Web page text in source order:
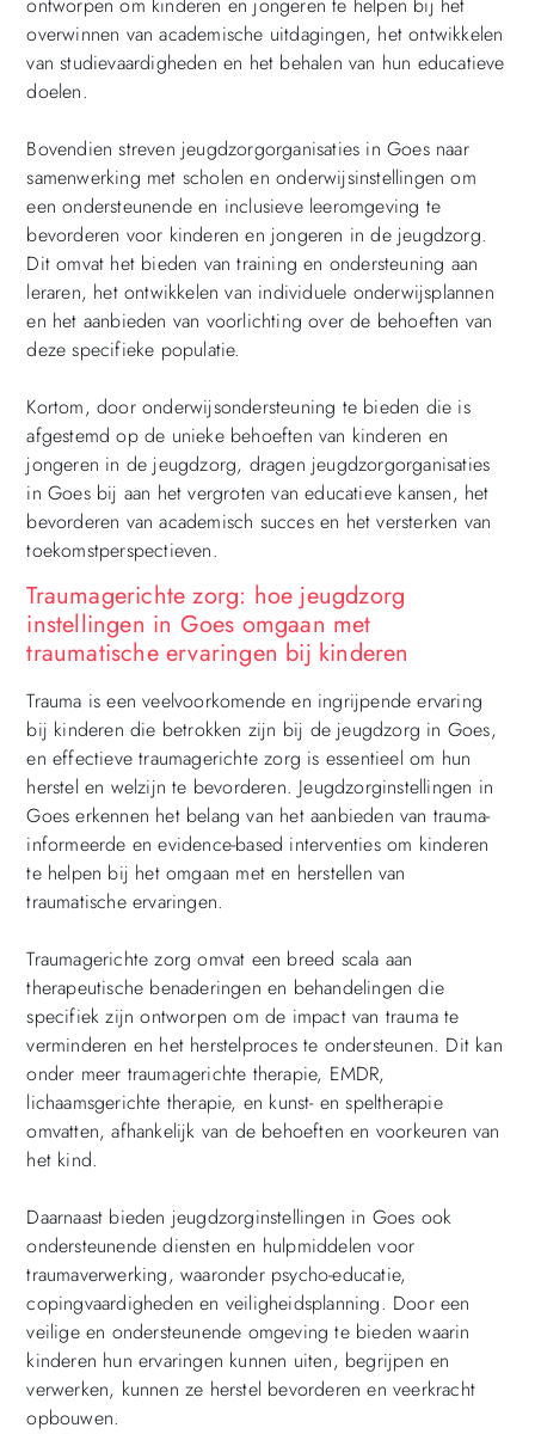
overwinnen van academische uitdagingen, het ontwikkelen
van studievaardigheden en het behalen van hun educatieve
doelen.
Bovendien streven jeugdzorgorganisaties in Goes naar
samenwerking met scholen en onderwijsinstellingen om
een ondersteunende en inclusieve leeromgeving te
bevorderen voor kinderen en jongeren in de jeugdzorg.
Dit omvat het bieden van training en ondersteuning aan
leraren, het ontwikkelen van individuele onderwijsplannen
en het aanbieden van voorlichting over de behoeften van
deze specifieke populatie.
Kortom, door onderwijsondersteuning te bieden die is
afgestemd op de unieke behoeften van kinderen en
jongeren in de jeugdzorg, dragen jeugdzorgorganisaties
in Goes bij aan het vergroten van educatieve kansen, het
bevorderen van academisch succes en het versterken van
toekomstperspectieven.
Traumagerichte zorg: hoe jeugdzorg
instellingen in Goes omgaan met
traumatische ervaringen bij kinderen
Trauma is een veelvoorkomende en ingrijpende ervaring
bij kinderen die betrokken zijn bij de jeugdzorg in Goes,
en effectieve traumagerichte zorg is essentieel om hun
herstel en welzijn te bevorderen. Jeugdzorginstellingen in
Goes erkennen het belang van het aanbieden van trauma-
informeerde en evidence-based interventies om kinderen
te helpen bij het omgaan met en herstellen van
traumatische ervaringen.
Traumagerichte zorg omvat een breed scala aan
therapeutische benaderingen en behandelingen die
specifiek zijn ontworpen om de impact van trauma te
verminderen en het herstelproces te ondersteunen. Dit kan
onder meer traumagerichte therapie, EMDR,
lichaamsgerichte therapie, en kunst- en speltherapie
omvatten, afhankelijk van de behoeften en voorkeuren van
het kind.
Daarnaast bieden jeugdzorginstellingen in Goes ook
ondersteunende diensten en hulpmiddelen voor
traumaverwerking, waaronder psycho-educatie,
copingvaardigheden en veiligheidsplanning. Door een
veilige en ondersteunende omgeving te bieden waarin
kinderen hun ervaringen kunnen uiten, begrijpen en
verwerken, kunnen ze herstel bevorderen en veerkracht
opbouwen.